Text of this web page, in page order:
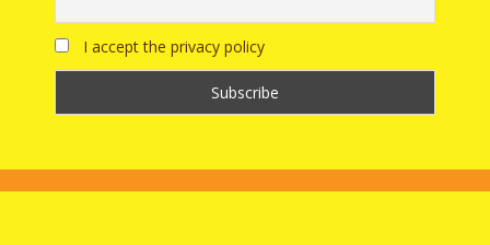
I accept the privacy policy